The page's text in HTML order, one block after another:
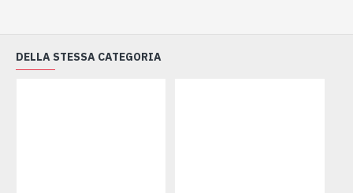
DELLA STESSA CATEGORIA